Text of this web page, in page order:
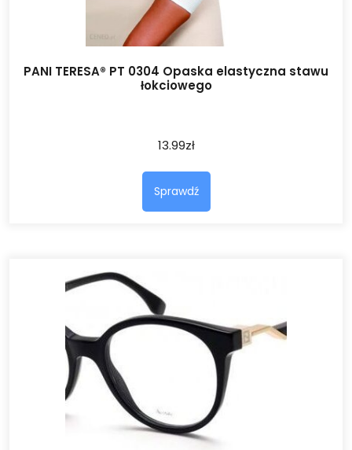
PANI TERESA® PT 0304 Opaska elastyczna stawu
łokciowego
13.99zł
Sprawdź